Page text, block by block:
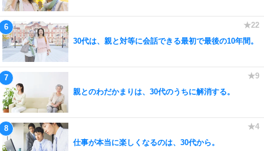
30代は、親と対等に会話できる最初で最後の10年間。
親とのわだかまりは、30代のうちに解消する。
仕事が本当に楽しくなるのは、30代から。